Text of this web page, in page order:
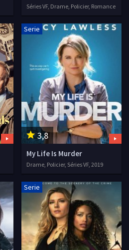
Séries VF, Drame, Policier, Romance
3,8
Serie
My Life Is Murder
Drame, Policier, Séries VF, 2019
Serie